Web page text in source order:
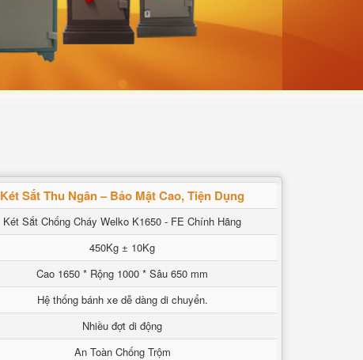
Két Sắt Thu Ngân – Bảo Mật Cao, Tiện Dụng
Két Sắt Chống Cháy Welko K1650 - FE Chính Hãng
450Kg ± 10Kg
Cao 1650 * Rộng 1000 * Sâu 650 mm
Hệ thống bánh xe dễ dàng di chuyển.
Nhiều đợt di động
An Toàn Chống Trộm